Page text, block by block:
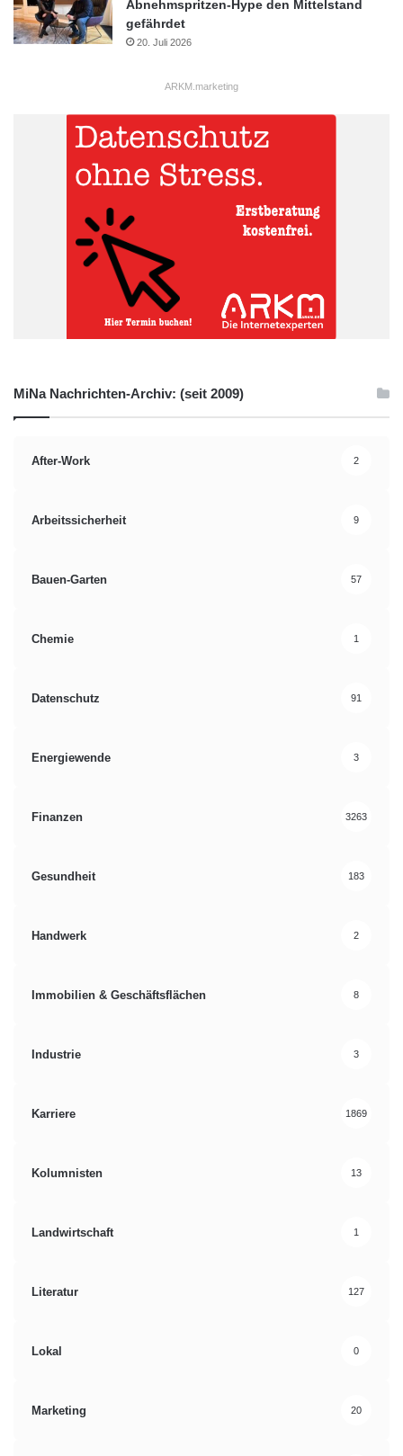
Abnehmspritzen-Hype den Mittelstand
gefährdet
20. Juli 2026
ARKM.marketing
MiNa Nachrichten-Archiv: (seit 2009)
After-Work 2
Arbeitssicherheit 9
Bauen-Garten 57
Chemie 1
Datenschutz 91
Energiewende 3
Finanzen 3263
Gesundheit 183
Handwerk 2
Immobilien & Geschäftsflächen 8
Industrie 3
Karriere 1869
Kolumnisten 13
Landwirtschaft 1
Literatur 127
Lokal 0
Marketing 20